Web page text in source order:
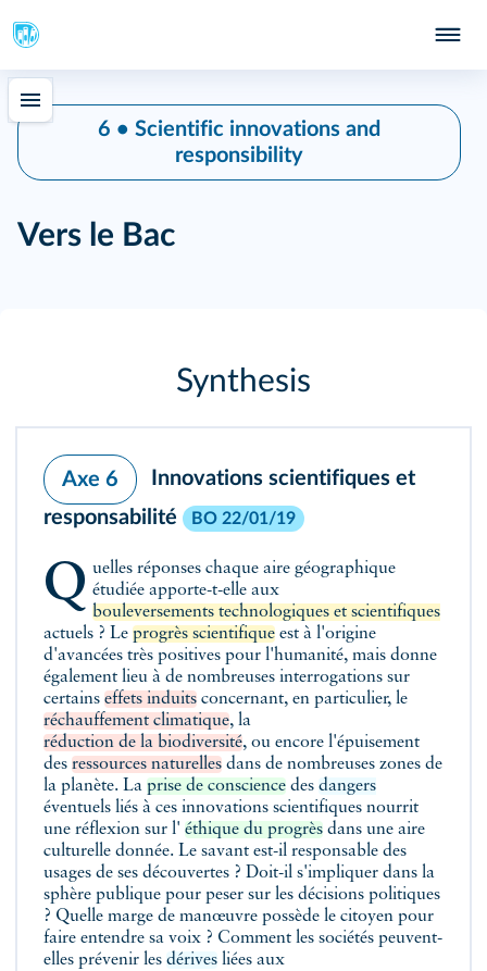
6 • Scientific innovations and
responsibility
Vers le Bac
Synthesis
Axe 6
Innovations scientifiques et
responsabilité
BO 22/01/19
Quelles réponses chaque aire géographique étudiée apporte-t-elle aux
bouleversements technologiques et scientifiques
actuels ? Le progrès scientifique est à l'origine
d'avancées très positives pour l'humanité, mais donne
également lieu à de nombreuses interrogations sur
certains effets induits concernant, en particulier, le
réchauffement climatique, la
réduction de la biodiversité, ou encore l'épuisement
des ressources naturelles dans de nombreuses zones de
la planète. La prise de conscience des dangers
éventuels liés à ces innovations scientifiques nourrit
une réflexion sur l' éthique du progrès dans une aire
culturelle donnée. Le savant est-il responsable des
usages de ses découvertes ? Doit-il s'impliquer dans la
sphère publique pour peser sur les décisions politiques
? Quelle marge de manœuvre possède le citoyen pour
faire entendre sa voix ? Comment les sociétés peuvent-
elles prévenir les dérives liées aux